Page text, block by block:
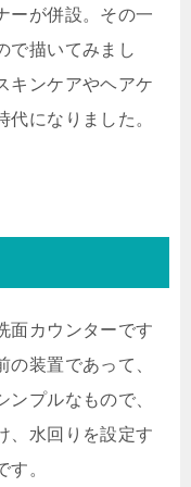
ーが併設。その一
で描いてみまし
キンケアやヘアケ
になりました。
面カウンターです
装置であって、
プルなもので、
、水回りを設定す
。